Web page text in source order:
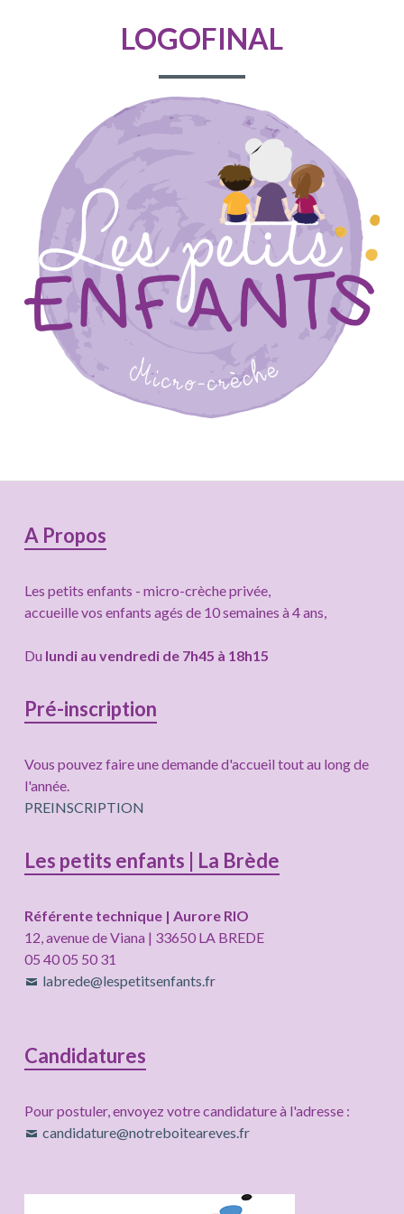
D'ARIANELOGOFINAL
Colonne
subsidiaire
A Propos
Les petits enfants - micro-crèche privée,
accueille vos enfants agés de 10 semaines à 4 ans,
Du lundi au vendredi de 7h45 à 18h15
Pré-inscription
Vous pouvez faire une demande d'accueil tout au long de
l'année.
PREINSCRIPTION
Les petits enfants | La Brède
Référente technique | Aurore RIO
12, avenue de Viana | 33650 LA BREDE
05 40 05 50 31
labrede@lespetitsenfants.fr
Candidatures
Pour postuler, envoyez votre candidature à l'adresse :
candidature@notreboiteareves.fr